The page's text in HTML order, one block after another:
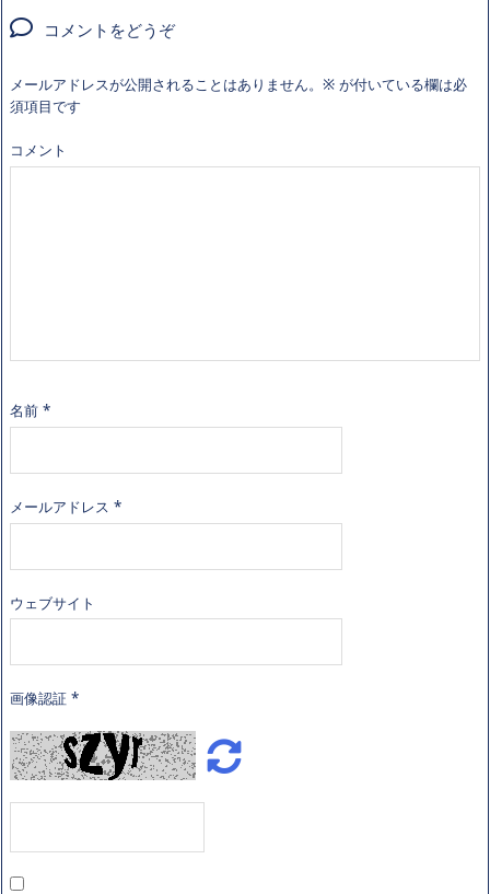
コメントをどうぞ
メールアドレスが公開されることはありません。 ※ が付いている欄は必
須項目です
コメント
名前 *
メールアドレス *
ウェブサイト
画像認証 *